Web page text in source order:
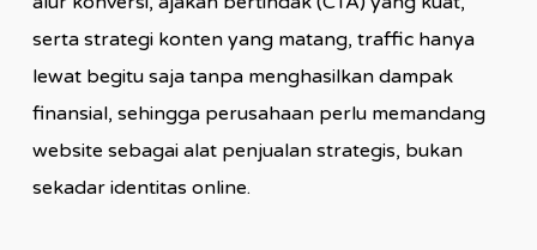
serta strategi konten yang matang, traffic hanya
lewat begitu saja tanpa menghasilkan dampak
finansial, sehingga perusahaan perlu memandang
website sebagai alat penjualan strategis, bukan
sekadar identitas online.